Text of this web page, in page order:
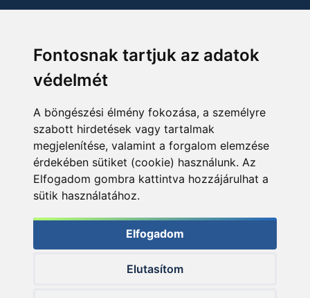
Fontosnak tartjuk az adatok
védelmét
A böngészési élmény fokozása, a személyre
szabott hirdetések vagy tartalmak
megjelenítése, valamint a forgalom elemzése
érdekében sütiket (cookie) használunk. Az
Elfogadom gombra kattintva hozzájárulhat a
sütik használatához.
Elfogadom
Elutasítom